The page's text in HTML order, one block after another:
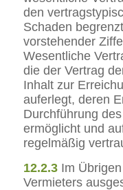
den
Schaden
vorstehender
Wesentliche
die der Vertrag
Inhalt zur
auferlegt, deren
Durchführung
ermöglicht und
regelmäßig
12.2.3 Im
Vermieters